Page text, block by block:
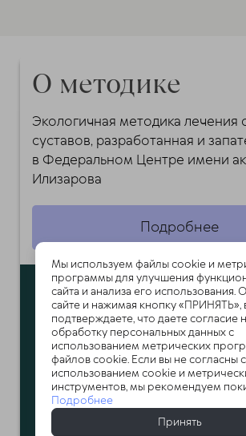
О методике
Экологичная методика лечения
суставов, разработанная и
в Федеральном Центре имени
Илизарова
Подробнее
Мы используем файлы cookie и
программы для улучшения
сайта и анализа его использования.
сайте и нажимая кнопку «ПРИНЯТЬ»,
подтверждаете, что даете согласие
обработку персональных данных с
использованием метрических
файлов cookie. Если вы не согласны с
использованием cookie и
инструментов, мы рекомендуем
Подробнее
Принять